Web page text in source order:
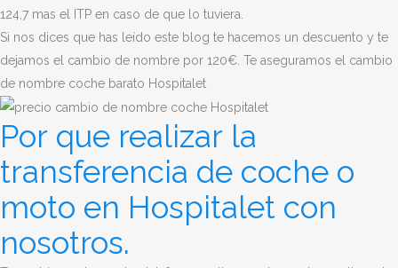
124,7 mas el ITP en caso de que lo tuviera.
Si nos dices que has leído este blog te hacemos un descuento y te
dejamos el cambio de nombre por 120€. Te aseguramos el cambio
de nombre coche barato Hospitalet
Por que realizar la
transferencia de coche o
moto en Hospitalet con
nosotros.